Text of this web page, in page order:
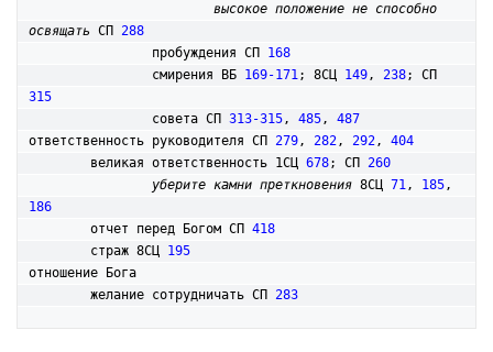
высокое положение не способно
освящать СП 288
		пробуждения СП
168
		смирения ВБ
169-171; 8СЦ 149, 238
315
		совета СП
313-315, 485, 487
ответственность руководителя СП 279, 282, 292, 404
	великая ответственность 1СЦ
678; СП 260
уберите камни преткновения 8СЦ 71, 185
186
	отчет перед Богом СП
418
	страж 8СЦ
195
отношение Бога
	желание сотрудничать СП
283